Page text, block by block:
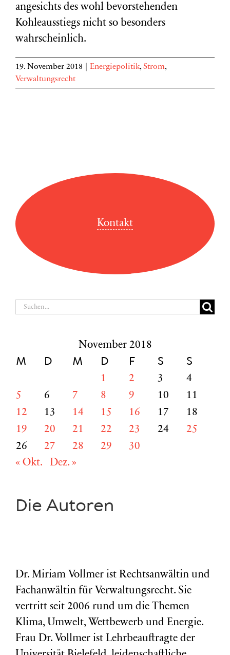
angesichts des wohl bevorstehenden
Kohleausstiegs nicht so besonders
wahrscheinlich.
19. November 2018 Energiepolitik, Strom,
Verwaltungsrecht
Kontakt
Suche
November 2018
M D M D F S S
1 2 3
4
5
6 7 8 9 10
11
12
13 14 15 16 17
18
19
20 21 22 23 24
25
26
27 28 29
30
« Okt.
Dez. »
Die Autoren
Dr. Miriam Vollmer ist Rechtsanwältin und
Fachanwältin für Verwaltungsrecht. Sie
vertritt seit 2006 rund um die Themen
Klima, Umwelt, Wettbewerb und Energie.
Frau Dr. Vollmer ist Lehrbeauftragte der